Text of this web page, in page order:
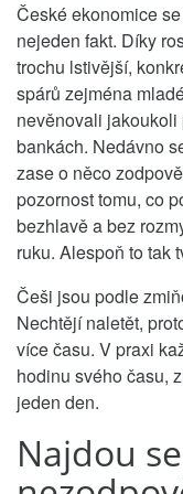
České ekonomice
nejeden fakt. Díky
trochu lstivější,
spárů zejména
nevěnovali
bankách. Nedávno
zase o něco
pozornost tomu, co
bezhlavě a bez
ruku. Alespoň to tak
Češi jsou podle
Nechtějí naletět,
více času. V praxi
hodinu svého času,
jeden den.
Najdou